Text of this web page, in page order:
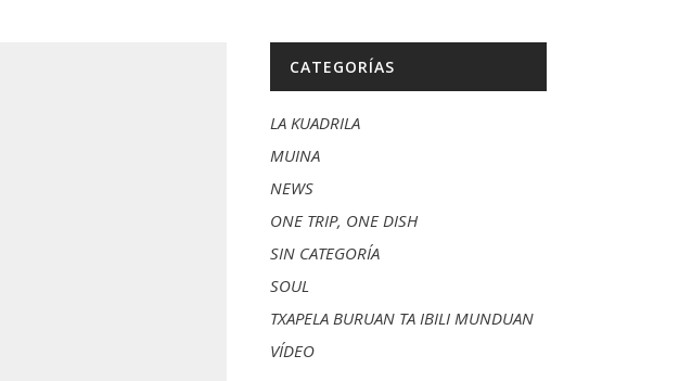
CATEGORÍAS
LA KUADRILA
MUINA
NEWS
ONE TRIP, ONE DISH
SIN CATEGORÍA
SOUL
TXAPELA BURUAN TA IBILI MUNDUAN
VÍDEO